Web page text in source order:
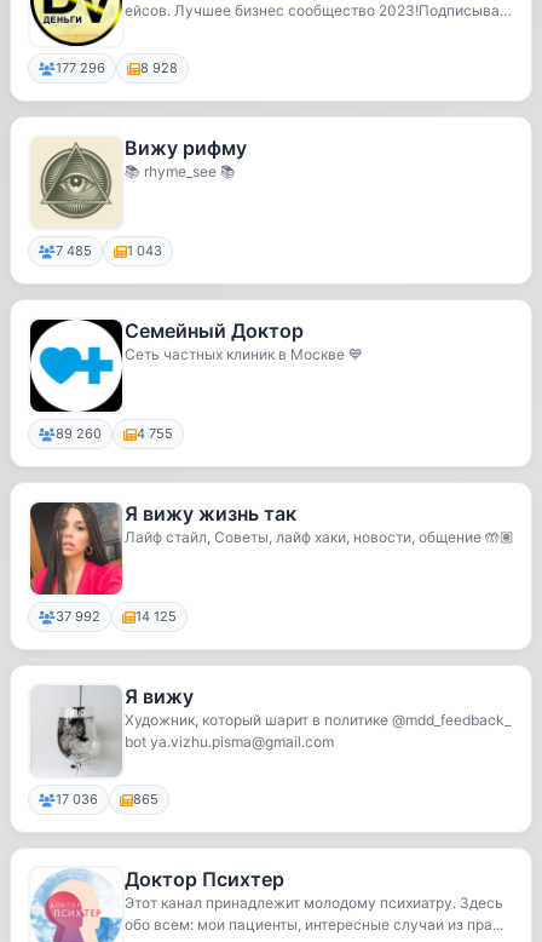
ейсов. Лучшее бизнес сообщество 2023!Подписывай
177 296 8 928
Вижу рифму
📚 rhyme_see 📚
7 485 1 043
Семейный Доктор
Сеть частных клиник в Москве 💙
89 260 4 755
Я вижу жизнь так
Лайф стайл, Советы, лайф хаки, новости, общение 🤲🏽
37 992 14 125
Я вижу
Художник, который шарит в политике @mdd_feedback_
bot ya.vizhu.pisma@gmail.com
17 036 865
Доктор Психтер
Этот канал принадлежит молодому психиатру. Здесь
обо всем: мои пациенты, интересные случаи из пра...